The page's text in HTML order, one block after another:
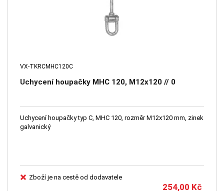
VX-TKRCMHC120C
Uchycení houpačky MHC 120, M12x120 // 0
Uchycení houpačky typ C, MHC 120, rozměr M12x120 mm, zinek
galvanický
Zboží je na cestě od dodavatele
254,00 Kč